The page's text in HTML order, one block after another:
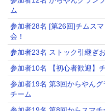
ム
参加者28名 [第26回]チムス
会！
参加者23名 ストック引継ぎ
参加者10名 【初心者歓迎】
参加者19名 第3回からやん
チーム